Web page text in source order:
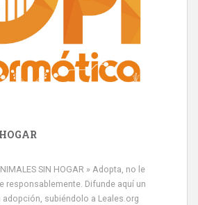
SIN HOGAR » Adopta, no le
responsablemente. Difunde aquí un
adopción, subiéndolo a Leales.org